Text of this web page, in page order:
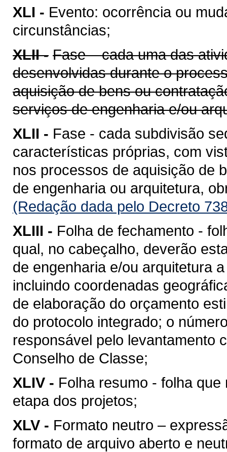
XLI - Evento: ocorrência ou
circunstâncias;
XLII - Fase – cada uma das
desenvolvidas durante o
aquisição de bens ou
serviços de engenharia e/ou
XLII - Fase - cada subdivisão
características próprias, com
nos processos de aquisição de
de engenharia ou arquitetura,
(Redação dada pelo Decreto
XLIII - Folha de fechamento -
qual, no cabeçalho, deverão
de engenharia e/ou arquitetura
incluindo coordenadas
de elaboração do orçamento
do protocolo integrado; o
responsável pelo levantamento
Conselho de Classe;
XLIV - Folha resumo - folha
etapa dos projetos;
XLV - Formato neutro –
formato de arquivo aberto e